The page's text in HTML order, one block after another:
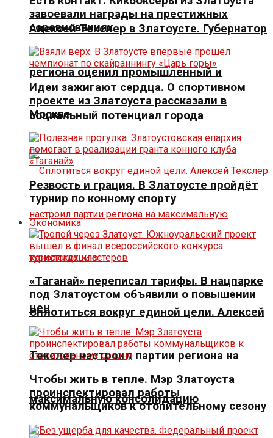
Алексей Текслер в Златоусте. Губернатор
региона оценил промышленный и
социальный потенциал города
Сплотиться вокруг единой цели. Алексей
Текслер настроил партии региона на
максимальную консолидацию
завоевали награды на престижных
соревнованиях
Идеи зажигают сердца. О спортивном
проекте из Златоуста рассказали в
Москве
Резвость и грация. В Златоусте пройдёт
турнир по конному спорту
Экономика
«Таганай» переписал тарифы. В нацпарке
под Златоустом объявили о повышении
цен
Чтобы жить в тепле. Мэр Златоуста
проинспектировал работы
коммунальщиков к отопительному сезону